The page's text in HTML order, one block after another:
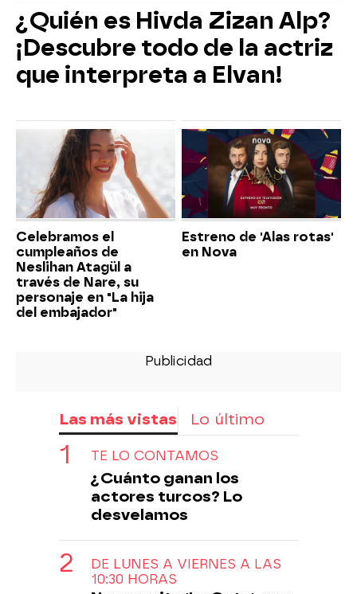
¿Quién es Hivda Zizan Alp?
¡Descubre todo de la actriz
que interpreta a Elvan!
Celebramos el
cumpleaños de
Neslihan Atagül a
través de Nare, su
personaje en "La hija
del embajador"
Estreno de 'Alas rotas'
en Nova
Las más vistas Lo último
TE LO CONTAMOS
¿Cuánto ganan los
actores turcos? Lo
desvelamos
DE LUNES A VIERNES A LAS
10:30 HORAS